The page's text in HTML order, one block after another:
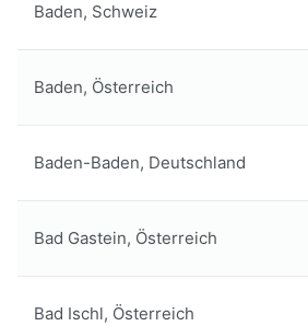
Baden, Schweiz
Baden, Österreich
Baden-Baden, Deutschland
Bad Gastein, Österreich
Bad Ischl, Österreich